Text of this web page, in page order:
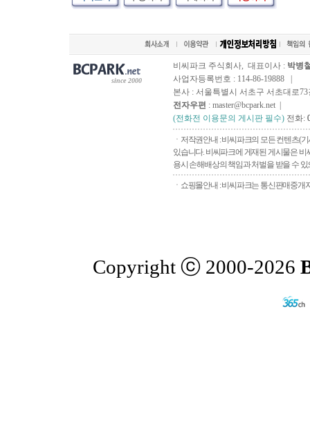
since 2000
비씨파크 주식회사, 대표이사 : 박병
사업자등록번호 : 114-86-19888 |
본사 : 서울특별시 서초구 서초대로73
전자우편 : master@bcpark.net |
(전화전 이용문의 게시판 필수) 전화:
ㆍ저작권안내 : 비씨파크의 모든 컨텐츠(
있습니다. 비씨파크에 게재된 게시물은
용시 손해배상의 책임과 처벌을 받을 수
ㆍ쇼핑몰안내 : 비씨파크는 통신판매중개
Copyright ⓒ 2000-2026